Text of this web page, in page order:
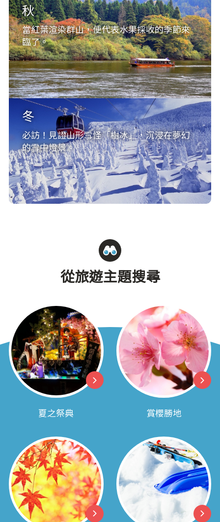
秋
當紅葉渲染群山，便代表水果採收的季節來
臨了。
冬
必訪！見證山形雪怪「樹冰」，沉浸在夢幻
的雪中燈景。
從旅遊主題搜尋
夏之祭典 賞櫻勝地